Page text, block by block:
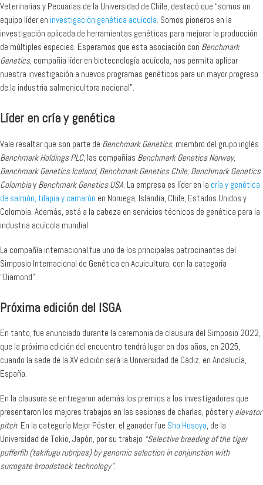
Veterinarias y Pecuarias de la Universidad de Chile, destacó que “somos un
equipo líder en investigación genética acuícola. Somos pioneros en la
investigación aplicada de herramientas genéticas para mejorar la producción
de múltiples especies. Esperamos que esta asociación con Benchmark
Genetics, compañía líder en biotecnología acuícola, nos permita aplicar
nuestra investigación a nuevos programas genéticos para un mayor progreso
de la industria salmonicultora nacional”.
Líder en cría y genética
Vale resaltar que son parte de Benchmark Genetics, miembro del grupo inglés
Benchmark Holdings PLC, las compañías Benchmark Genetics Norway,
Benchmark Genetics Iceland, Benchmark Genetics Chile, Benchmark Genetics
Colombiay Benchmark Genetics USA. La empresa es líder en la cría y genética
de salmón, tilapia y camarón en Noruega, Islandia, Chile, Estados Unidos y
Colombia. Además, está a la cabeza en servicios técnicos de genética para la
industria acuícola mundial.
La compañía internacional fue uno de los principales patrocinantes del
Simposio Internacional de Genética en Acuicultura, con la categoría
“Diamond”.
Próxima edición del ISGA
En tanto, fue anunciado durante la ceremonia de clausura del Simposio 2022,
que la próxima edición del encuentro tendrá lugar en dos años, en 2025,
cuando la sede de la XV edición será la Universidad de Cádiz, en Andalucía,
España.
En la clausura se entregaron además los premios a los investigadores que
presentaron los mejores trabajos en las sesiones de charlas, póster y elevator
pitch. En la categoría Mejor Póster, el ganador fue Sho Hosoya, de la
Universidad de Tokio, Japón, por su trabajo “Selective breeding of the tiger
pufferfih (takifugu rubripes) by genomic selection in conjunction with
surrogate broodstock technology”.